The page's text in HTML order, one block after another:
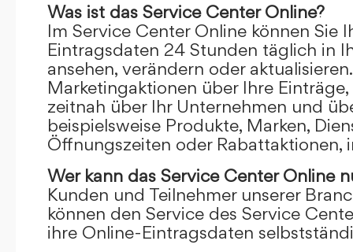
Was ist das Service Center Online?
Im Service Center Online können Sie
Eintragsdaten 24 Stunden täglich in
ansehen, verändern oder
Marketingaktionen über Ihre
zeitnah über Ihr Unternehmen und
beispielsweise Produkte, Marken,
Öffnungszeiten oder Rabattaktionen,
Wer kann das Service Center Online
Kunden und Teilnehmer unserer
können den Service des Service
ihre Online-Eintragsdaten